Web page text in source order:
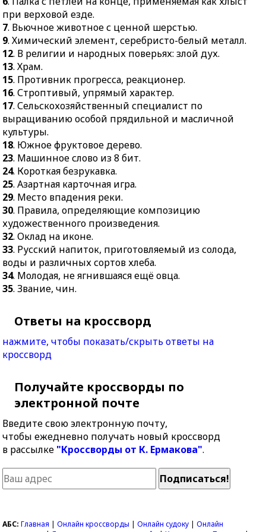
при верховой езде.
7. Вьючное животное с ценной шерстью.
9. Химический элемент, серебристо-белый металл.
12. В религии и народных поверьях: злой дух.
13. Храм.
15. Противник прогресса, реакционер.
16. Строптивый, упрямый характер.
17. Сельскохозяйственный специалист по
выращиванию особой прядильной и масличной
культуры.
18. Южное фруктовое дерево.
23. Машинное слово из 8 бит.
24. Короткая безрукавка.
25. Азартная карточная игра.
29. Место впадения реки.
30. Правила, определяющие композицию
художественного произведения.
32. Оклад на иконе.
33. Русский напиток, приготовляемый из солода,
воды и различных сортов хлеба.
34. Молодая, не ягнившаяся ещё овца.
35. Звание, чин.
Ответы на кроссворд
нажмите, чтобы показать/скрыть ответы на
кроссворд
Получайте кроссворды по
электронной почте
Введите свою электронную почту,
чтобы ежедневно получать новый кроссворд
в рассылке "Кроссворды от К. Ермакова".
АБС: Главная |Онлайн кроссворды |Онлайн судоку |Онлайн